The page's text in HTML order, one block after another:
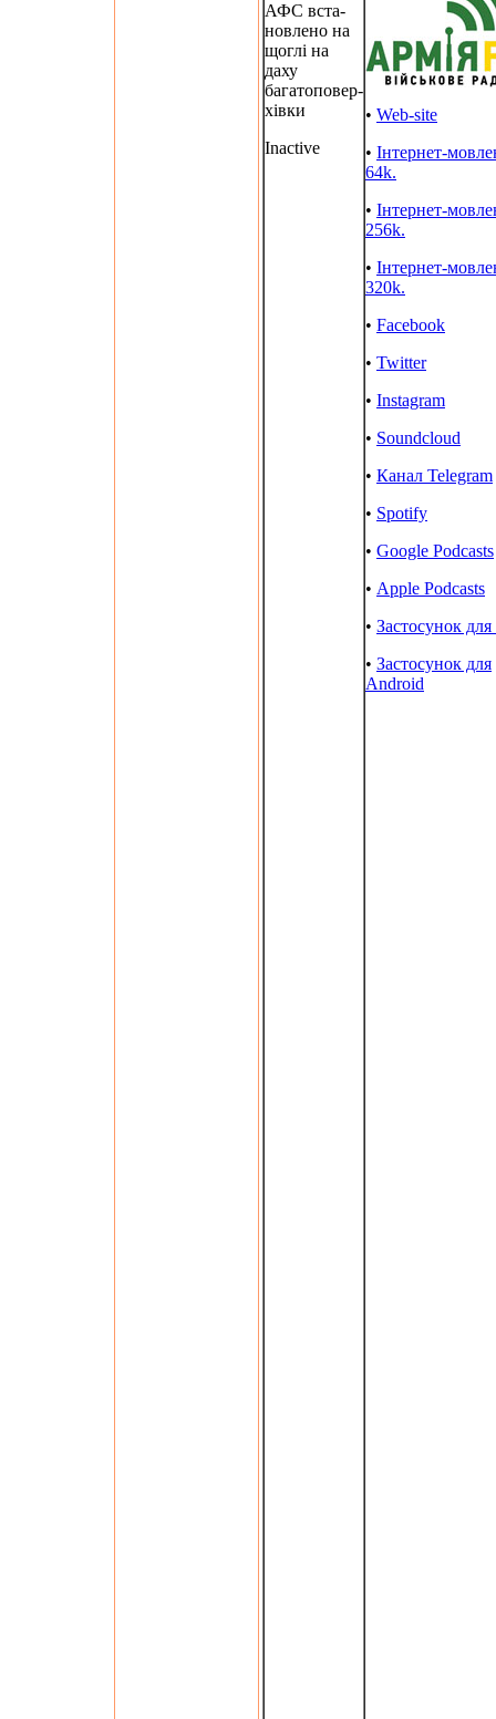
АФС вста-
новлено на
щоглі на
даху
багатоповер-
хівки
Inactive
• Web-site
• Інтернет-
64k.
• Інтернет-
256k.
• Інтернет-
320k.
• Facebook
• Twitter
• Instagram
• Soundcloud
• Канал Telegram
• Spotify
• Google Podcasts
• Apple Podcasts
• Застосунок
• Застосунок для
Android